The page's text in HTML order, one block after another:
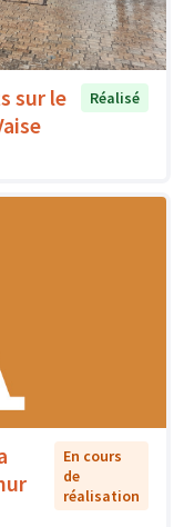
sur le
Réalisé
En cours
de
réalisation